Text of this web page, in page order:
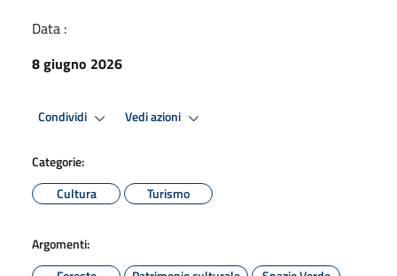
Data :
8 giugno 2026
Condividi Vedi azioni
Categorie:
Cultura
Turismo
Argomenti: